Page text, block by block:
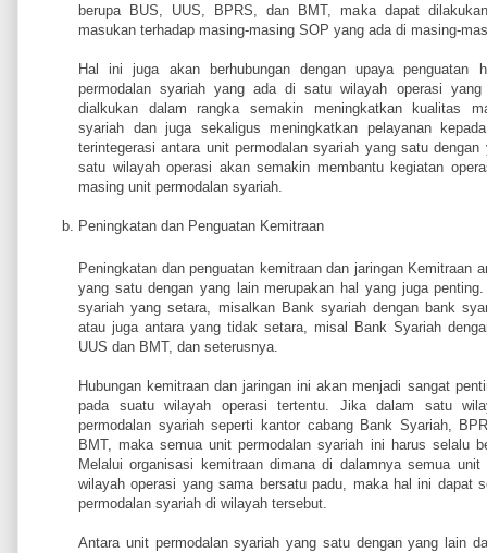
berupa BUS, UUS, BPRS, dan BMT, maka dapat
masukan terhadap masing-masing SOP yang ada di masing-
Hal ini juga akan berhubungan dengan upaya penguatan
permodalan syariah yang ada di satu wilayah operasi
dialkukan dalam rangka semakin meningkatkan kualitas
syariah dan juga sekaligus meningkatkan pelayanan
terintegerasi antara unit permodalan syariah yang satu
satu wilayah operasi akan semakin membantu kegiatan
masing unit permodalan syariah.
Peningkatan dan Penguatan Kemitraan
Peningkatan dan penguatan kemitraan dan jaringan Kemitraan
yang satu dengan yang lain merupakan hal yang juga
syariah yang setara, misalkan Bank syariah dengan bank
atau juga antara yang tidak setara, misal Bank Syariah
UUS dan BMT, dan seterusnya.
Hubungan kemitraan dan jaringan ini akan menjadi sangat
pada suatu wilayah operasi tertentu. Jika dalam satu
permodalan syariah seperti kantor cabang Bank Syariah,
BMT, maka semua unit permodalan syariah ini harus selalu
Melalui organisasi kemitraan dimana di dalamnya semua
wilayah operasi yang sama bersatu padu, maka hal ini dapat
permodalan syariah di wilayah tersebut.
Antara unit permodalan syariah yang satu dengan yang lain